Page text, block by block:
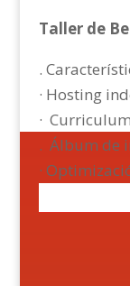
Taller de
.
· Hosting
·
. Álbum de
·